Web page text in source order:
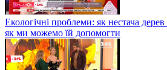
Екологічні проблеми: як нестача
як ми можемо їй допомогти